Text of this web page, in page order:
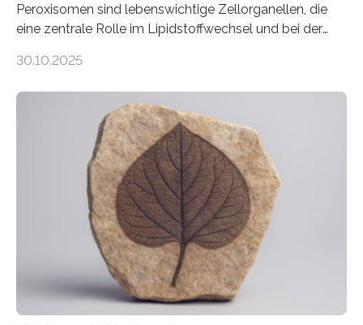
Peroxisomen sind lebenswichtige Zellorganellen, die
eine zentrale Rolle im Lipidstoffwechsel und bei der
erfüllen können, müssen zahlreiche Enzyme präzise in
der Ruhr-Universität Bochum um Prof. Dr. Ralf Erdmann
und Dr. Ismaila Francis Yusuf hat nun einen bislang
unbekannten Qualitätskontrollmechanismus des
peroxisomalen Proteintransports in der Bäckerhefe
Saccharomyces cerevisiae entdeckt, der für die
Funktionsfähigkeit der Organellen entscheidend ist. Die
Studie wurde am 28. Oktober 2025 in der
Fachzeitschrift…
30.10.2025